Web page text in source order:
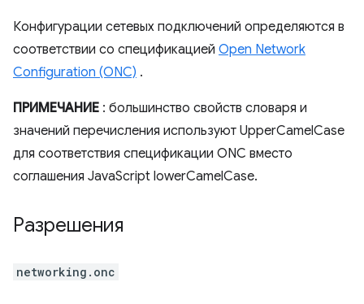
Конфигурации сетевых подключений определяются в
соответствии со спецификацией Open Network
Configuration (ONC) .
ПРИМЕЧАНИЕ : большинство свойств словаря и
значений перечисления используют UpperCamelCase
для соответствия спецификации ONC вместо
соглашения JavaScript lowerCamelCase.
Разрешения
networking.onc